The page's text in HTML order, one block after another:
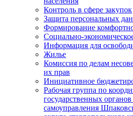
Контроль в сфере закупок
Защита персональных
Формирование
Социально-
Информация для
Жилье
Комиссия по делам
их прав
Инициативное
Рабочая группа по
государственных
самоуправления